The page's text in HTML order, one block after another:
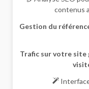
contenus
Gestion du
Trafic sur votre site